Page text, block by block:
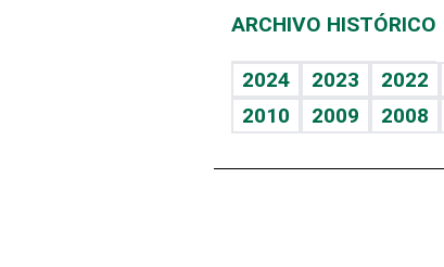
ARCHIVO HISTÓRICO
2024 2023 2022
2010
2009 2008